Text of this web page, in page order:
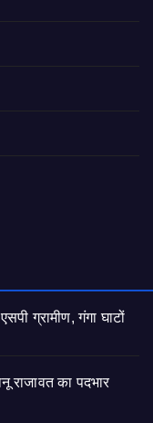
ग्रामीण, गंगा घाटों
राजावत का पदभार